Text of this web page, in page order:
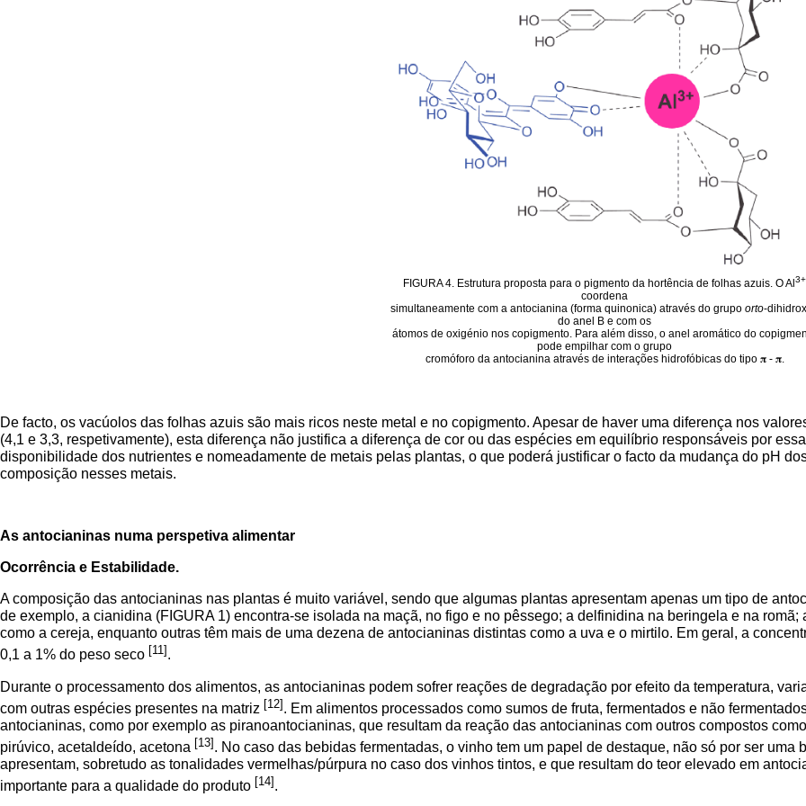
FIGURA 4. Estrutura proposta para o pigmento da hortência de folhas azuis. O Al 3+
coordena
simultaneamente com a antocianina (forma quinonica) através do grupo orto-
do anel B e com os
átomos de oxigénio nos copigmento. Para além disso, o anel aromático do
pode empilhar com o grupo
cromóforo da antocianina através de interações hidrofóbicas do tipo 𝛑 - 𝛑.
De facto, os vacúolos das folhas azuis são mais ricos neste metal e no copigmento. Apesar de haver uma diferença nos
(4,1 e 3,3, respetivamente), esta diferença não justifica a diferença de cor ou das espécies em equilíbrio responsáveis por
disponibilidade dos nutrientes e nomeadamente de metais pelas plantas, o que poderá justificar o facto da mudança do pH
composição nesses metais.
As antocianinas numa perspetiva alimentar
Ocorrência e Estabilidade.
A composição das antocianinas nas plantas é muito variável, sendo que algumas plantas apresentam apenas um tipo de
de exemplo, a cianidina (FIGURA 1) encontra-se isolada na maçã, no figo e no pêssego; a delfinidina na beringela e na
como a cereja, enquanto outras têm mais de uma dezena de antocianinas distintas como a uva e o mirtilo. Em geral, a
0,1 a 1% do peso seco [11] .
Durante o processamento dos alimentos, as antocianinas podem sofrer reações de degradação por efeito da temperatura,
com outras espécies presentes na matriz [12] . Em alimentos processados como sumos de fruta, fermentados e não
antocianinas, como por exemplo as piranoantocianinas, que resultam da reação das antocianinas com outros compostos
pirúvico, acetaldeído, acetona [13] . No caso das bebidas fermentadas, o vinho tem um papel de destaque, não só por ser
apresentam, sobretudo as tonalidades vermelhas/púrpura no caso dos vinhos tintos, e que resultam do teor elevado em
importante para a qualidade do produto [14] .